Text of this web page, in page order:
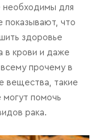
необходимы для
показывают, что
здоровье
в крови и даже
прочему в
вещества, такие
помочь
рака.